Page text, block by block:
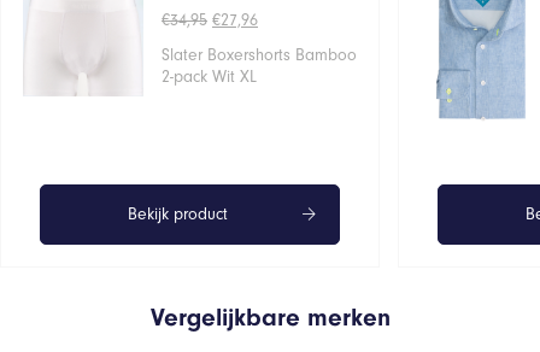
€34,95 Oorspronkelijke
was:
€34,95.
€27,96Huidige
is:
Slater Boxershorts Bamboo
2-pack Wit XL
Bekijk product
Vergelijkbare merken